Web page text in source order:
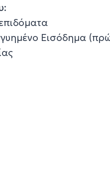
:
Εισόδημα